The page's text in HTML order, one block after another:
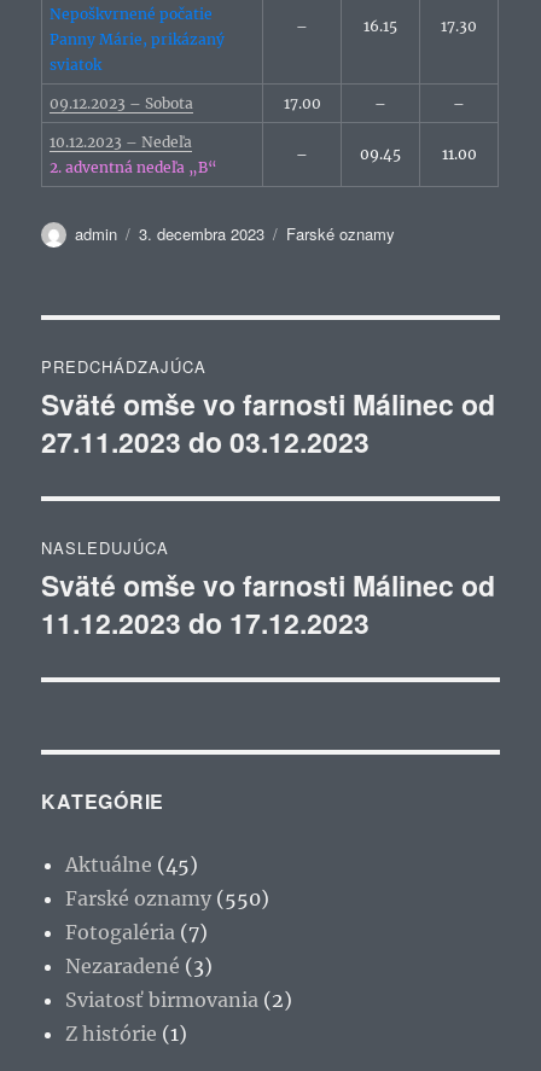
Nepoškvrnené počatie
Panny Márie, prikázaný
sviatok
– 16.15 17.30
09.12.2023 – Sobota 17.00 – –
10.12.2023 – Nedeľa
2. adventná nedeľa „B“
– 09.45 11.00
Autor
admin Publikované
3. decembra 2023 Kategórie
Farské oznamy
v
článku
PREDCHÁDZAJÚCA
Predchádzajúci
článok:
Sväté omše vo farnosti Málinec od
27.11.2023 do 03.12.2023
NASLEDUJÚCA
Ďalší
článok:
Sväté omše vo farnosti Málinec od
11.12.2023 do 17.12.2023
KATEGÓRIE
Aktuálne (45)
Farské oznamy (550)
Fotogaléria (7)
Nezaradené (3)
Sviatosť birmovania (2)
Z histórie (1)